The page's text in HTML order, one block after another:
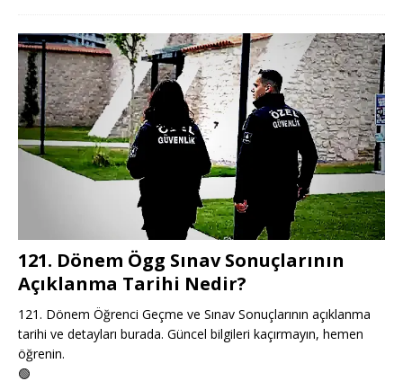
121. Dönem Ögg Sınav Sonuçlarının
Açıklanma Tarihi Nedir?
121. Dönem Öğrenci Geçme ve Sınav Sonuçlarının açıklanma
tarihi ve detayları burada. Güncel bilgileri kaçırmayın, hemen
öğrenin.
🟢